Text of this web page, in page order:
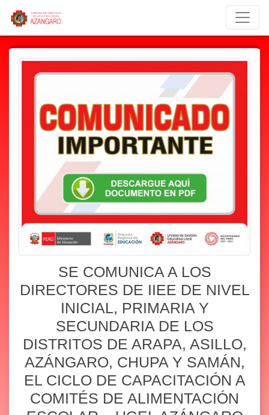
SE COMUNICA A LOS
DIRECTORES DE IIEE DE NIVEL
INICIAL, PRIMARIA Y
SECUNDARIA DE LOS
DISTRITOS DE ARAPA, ASILLO,
AZÁNGARO, CHUPA Y SAMÁN,
EL CICLO DE CAPACITACIÓN A
COMITÉS DE ALIMENTACIÓN